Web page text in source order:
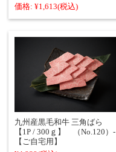
価格: ¥1,613(税込)
九州産黒毛和牛 三角ばら
【1P / 300ｇ】 （No.120）‐
【ご自宅用】